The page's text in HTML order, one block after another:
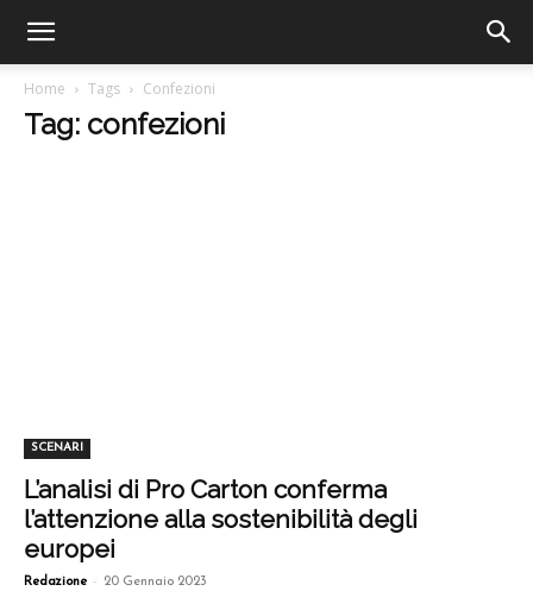
Home Tags Confezioni
Tag: confezioni
SCENARI
L’analisi di Pro Carton conferma
l’attenzione alla sostenibilità degli
europei
Redazione - 20 Gennaio 2023